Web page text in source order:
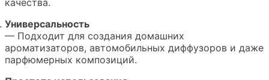
Универсальность
— Подходит для создания домашних
ароматизаторов, автомобильных диффузоров и даже
парфюмерных композиций.